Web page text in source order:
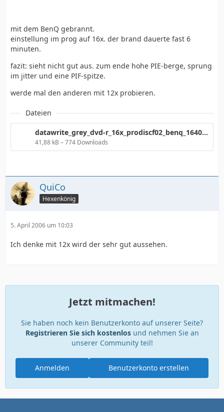
mit dem BenQ gebrannt.
einstellung im prog auf 16x. der brand dauerte fast 6
minuten.
fazit: sieht nicht gut aus. zum ende hohe PIE-berge, sprung
im jitter und eine PIF-spitze.
werde mal den anderen mit 12x probieren.
Dateien
datawrite_grey_dvd-r_16x_prodiscf02_benq_1640__16x_194.png
41,88 kB – 774 Downloads
QuiCo
Hexenkönig
5. April 2006 um 10:03
Ich denke mit 12x wird der sehr gut aussehen.
Jetzt mitmachen!
Sie haben noch kein Benutzerkonto auf unserer Seite?
Registrieren Sie sich kostenlosund nehmen Sie an
unserer Community teil!
Benutzerkonto erstellen
Anmelden